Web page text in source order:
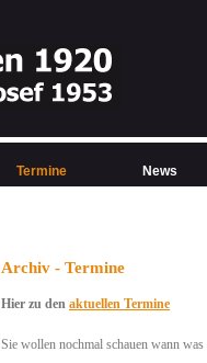
Archiv - Termine
Hier zu den aktuellen Termine
Sie wollen nochmal schauen wann
Termine News